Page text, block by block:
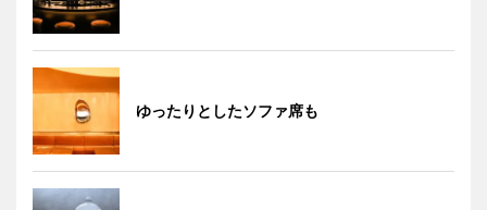
ゆったりとしたソファ席も